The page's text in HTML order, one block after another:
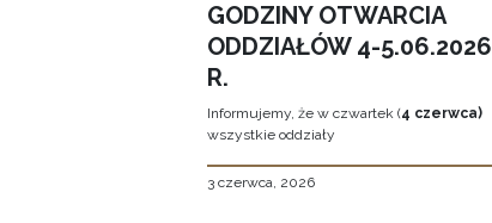
GODZINY OTWARCIA
ODDZIAŁÓW 4-5.06.2026
R.
Informujemy, że w czwartek (4 czerwca)
wszystkie oddziały
3 czerwca, 2026